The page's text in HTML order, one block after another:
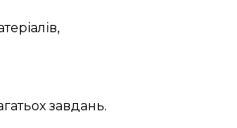
завдань.